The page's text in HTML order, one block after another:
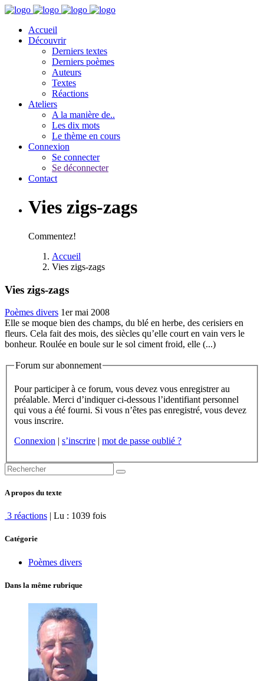
Accueil
Découvrir
Derniers textes
Derniers poèmes
Auteurs
Textes
Réactions
Ateliers
A la manière de..
Les dix mots
Le thème en cours
Connexion
Se connecter
Se déconnecter
Contact
Vies zigs-zags
Commentez!
Accueil
Vies zigs-zags
Vies zigs-zags
Poèmes divers 1er mai 2008
Elle se moque bien des champs, du blé en herbe, des cerisiers en
fleurs. Cela fait des mois, des siècles qu’elle court en vain vers le
bonheur. Roulée en boule sur le sol ciment froid, elle (...)
Forum sur abonnement
Pour participer à ce forum, vous devez vous enregistrer au
préalable. Merci d’indiquer ci-dessous l’identifiant personnel
qui vous a été fourni. Si vous n’êtes pas enregistré, vous devez
vous inscrire.
Connexion | s’inscrire | mot de passe oublié ?
A propos du texte
3 réactions | Lu : 1039 fois
Catégorie
Poèmes divers
Dans la même rubrique